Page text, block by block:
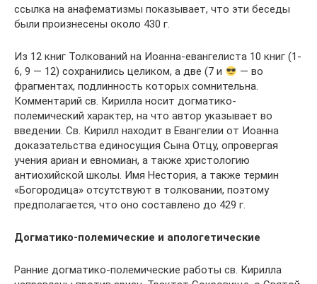
ссылка на анафематизмы показывает, что эти беседы
были произнесены около 430 г.
Из 12 книг Толкований на Иоанна-евангелиста 10 книг (1-
6, 9 — 12) сохранились целиком, а две (7 и
— во
фрагментах, подлинность которых сомнительна.
Комментарий св. Кирилла носит догматико-
полемический характер, на что автор указывает во
введении. Св. Кирилл находит в Евангелии от Иоанна
доказательства единосущия Сына Отцу, опровергая
учения ариан и евномиан, а также христологию
антиохийской школы. Имя Нестория, а также термин
«Богородица» отсутствуют в толковании, поэтому
предполагается, что оно составлено до 429 г.
Догматико-полемические и апологетические
Ранние догматико-полемические работы св. Кирилла